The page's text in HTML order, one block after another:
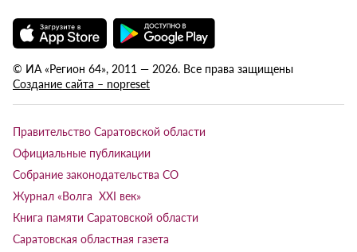
© ИА «Регион 64», 2011 — 2026. Все права защищены
Создание сайта – nopreset
Правительство Саратовской области
Официальные публикации
Собрание законодательства СО
Журнал «Волга XXI век»
Книга памяти Саратовской области
Саратовская областная газета